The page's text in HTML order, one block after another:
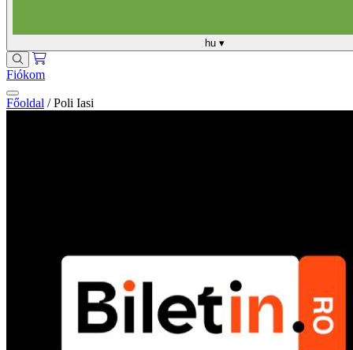
hu ▾
Fiókom
Főoldal / Poli Iasi